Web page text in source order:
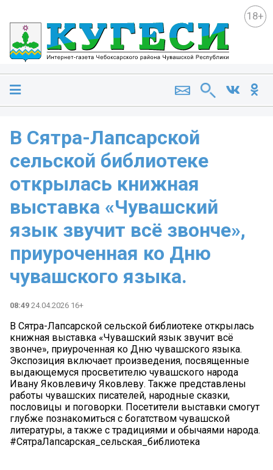
18+
В Сятра-Лапсарской
сельской библиотеке
открылась книжная
выставка «Чувашский
язык звучит всё звонче»,
приуроченная ко Дню
чувашского языка.
08:49 24.04.2026 16+
В Сятра-Лапсарской сельской библиотеке открылась
книжная выставка «Чувашский язык звучит всё
звонче», приуроченная ко Дню чувашского языка.
Экспозиция включает произведения, посвященные
выдающемуся просветителю чувашского народа
Ивану Яковлевичу Яковлеву. Также представлены
работы чувашских писателей, народные сказки,
пословицы и поговорки. Посетители выставки смогут
глубже познакомиться с богатством чувашской
литературы, а также с традициями и обычаями народа.
#СятраЛапсарская_сельская_библиотека